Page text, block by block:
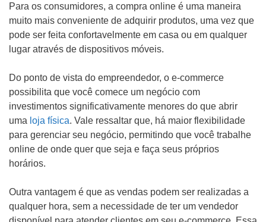
Para os consumidores, a compra online é uma maneira
muito mais conveniente de adquirir produtos, uma vez que
pode ser feita confortavelmente em casa ou em qualquer
lugar através de dispositivos móveis.
Do ponto de vista do empreendedor, o e-commerce
possibilita que você comece um negócio com
investimentos significativamente menores do que abrir
uma loja física. Vale ressaltar que, há maior flexibilidade
para gerenciar seu negócio, permitindo que você trabalhe
online de onde quer que seja e faça seus próprios
horários.
Outra vantagem é que as vendas podem ser realizadas a
qualquer hora, sem a necessidade de ter um vendedor